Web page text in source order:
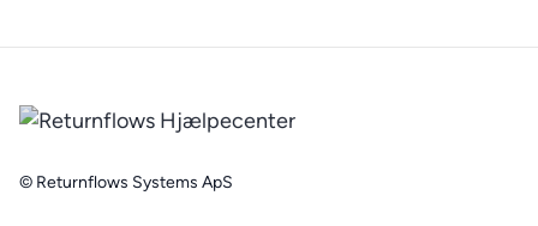
© Returnflows Systems ApS